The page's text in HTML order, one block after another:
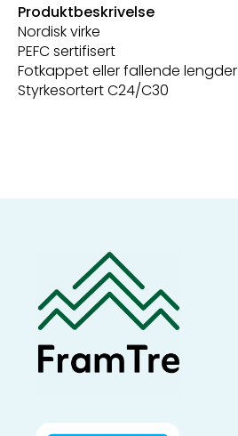
Produktbeskrivelse
Nordisk virke
PEFC sertifisert
Fotkappet eller fallende lengder
Styrkesortert C24/C30